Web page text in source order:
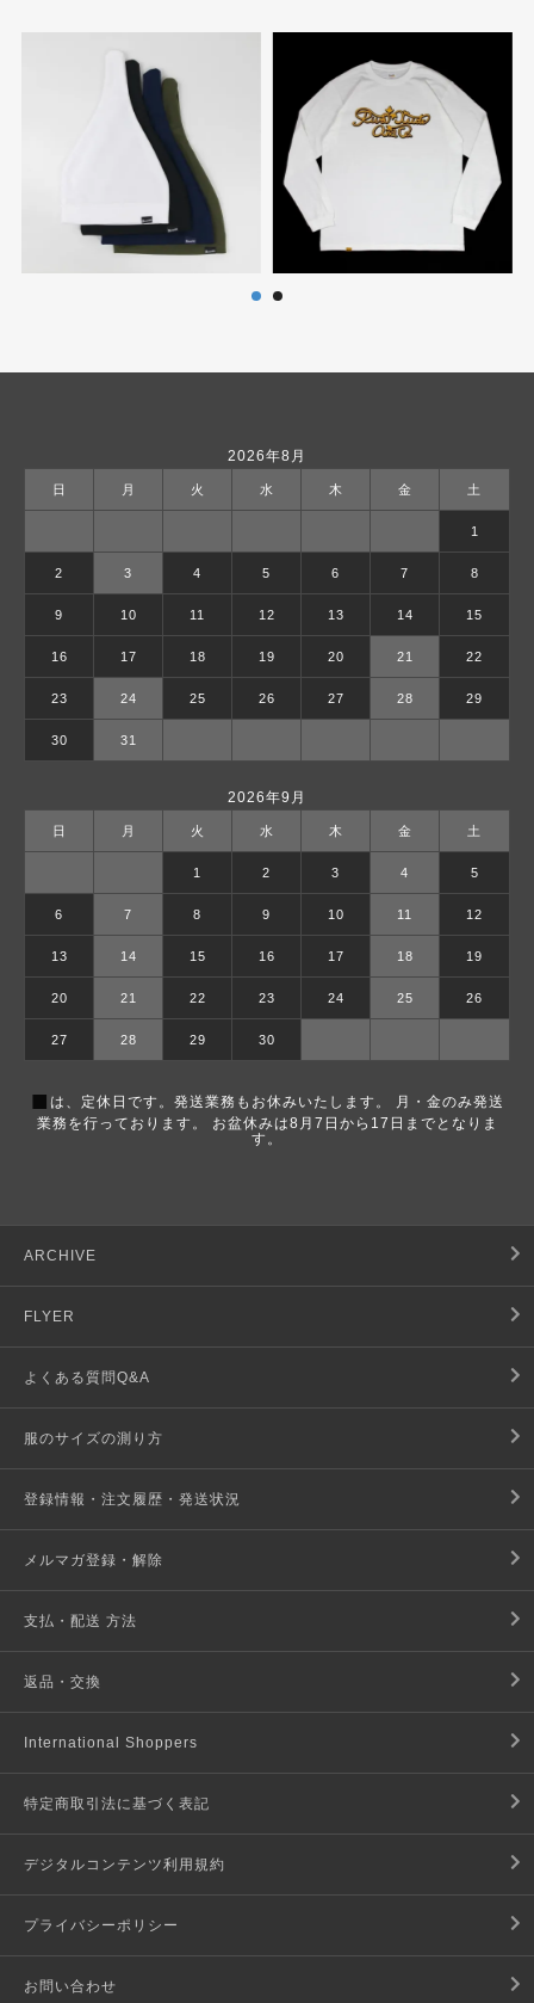
2026年8月
日 月 火 水 木 金 土
1
2 3 4 5 6 7 8
9 10 11 12 13 14 15
16 17 18 19 20 21 22
23 24 25 26 27 28 29
30 31
2026年9月
日 月 火 水 木 金 土
1 2 3 4 5
6 7 8 9 10 11 12
13 14 15 16 17 18 19
20 21 22 23 24 25 26
27 28 29 30
■ は、定休日です。発送業務もお休みいたします。 月・金のみ発送
業務を行っております。 お盆休みは8月7日から17日までとなりま
す。
ARCHIVE
FLYER
よくある質問Q&A
服のサイズの測り方
登録情報・注文履歴・発送状況
メルマガ登録・解除
支払・配送 方法
返品・交換
International Shoppers
特定商取引法に基づく表記
デジタルコンテンツ利用規約
プライバシーポリシー
お問い合わせ